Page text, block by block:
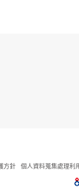
方針 個人資料蒐集處理利